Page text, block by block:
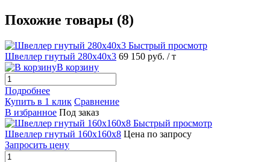
Похожие товары (8)
Быстрый просмотр
Швеллер гнутый 280х40х3 69 150 руб. / т
В корзину
Подробнее
Купить в 1 клик Сравнение
В избранное Под заказ
Быстрый просмотр
Швеллер гнутый 160х160х8 Цена по запросу
Запросить цену